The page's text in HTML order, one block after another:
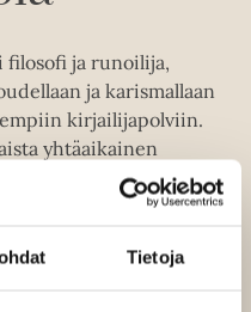
Tietoja
filosofi ja runoilija,
ja karismallaan
kirjailijapolviin.
yhtäaikainen
ovat